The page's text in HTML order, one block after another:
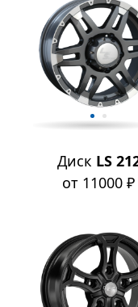
Диск LS
от 11000 ₽